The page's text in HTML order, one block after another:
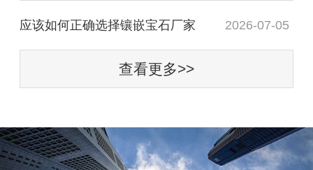
应该如何正确选择镶嵌宝石厂家 2026-07-05
查看更多>>